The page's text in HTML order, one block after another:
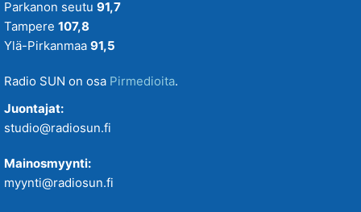
Parkanon seutu 91,7
Tampere 107,8
Ylä-Pirkanmaa 91,5
Radio SUN on osa Pirmedioita.
Juontajat:
studio@radiosun.fi
Mainosmyynti:
myynti@radiosun.fi